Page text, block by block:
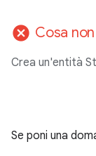
cancel Cosa
Crea un'entità
Se poni una